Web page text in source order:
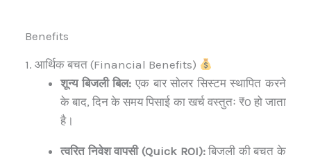
Benefits
1. आर्थिक बचत (Financial Benefits)
शून्य बिजली बिल: एक बार सोलर सिस्टम स्थापित करने
के बाद, दिन के समय पिसाई का खर्च वस्तुतः ₹0 हो जाता
है।
त्वरित निवेश वापसी (Quick ROI):बिजली की बचत के